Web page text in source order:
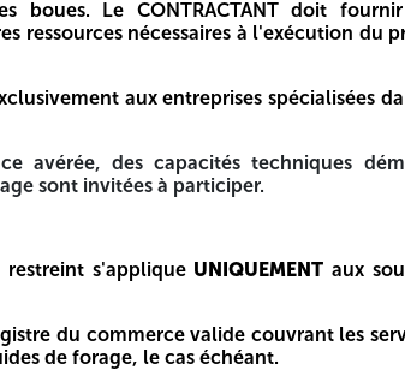
1er étage, Lotissement
POUR LA CAMPAGNE DE FORAGE 2026
notamment une usine de boues de
d'ingénierie des boues. Le
de forage et/ou de
dans les services liés aux fluides
démontrées et une compétence
boues. Le CONTRACTANT doit
ressources nécessaires à l'exécution du
aux entreprises spécialisées
avérée, des capacités techniques
sont invitées à participer.
s'applique UNIQUEMENT aux
du commerce valide couvrant les
de forage, le cas échéant.